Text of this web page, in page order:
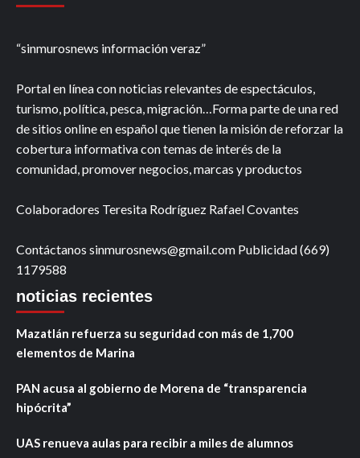
“sinmurosnews información veraz”
Portal en línea con noticias relevantes de espectáculos,
turismo, política, pesca, migración…Forma parte de una red
de sitios online en español que tienen la misión de reforzar la
cobertura informativa con temas de interés de la
comunidad, promover negocios, marcas y productos
Colaboradores Teresita Rodríguez Rafael Covantes
Contáctanos sinmurosnews@gmail.com Publicidad (669)
1179588
noticias recientes
Mazatlán refuerza su seguridad con más de 1,700
elementos de Marina
PAN acusa al gobierno de Morena de “transparencia
hipócrita”
UAS renueva aulas para recibir a miles de alumnos